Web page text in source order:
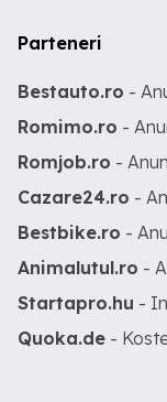
Parteneri
Bestauto.ro -
Romimo.ro -
Romjob.ro -
Cazare24.ro -
Bestbike.ro -
Animalutul.ro -
Startapro.hu -
Quoka.de -